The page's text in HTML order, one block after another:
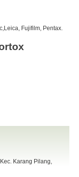
Fujifilm, Pentax.
Karang Pilang,